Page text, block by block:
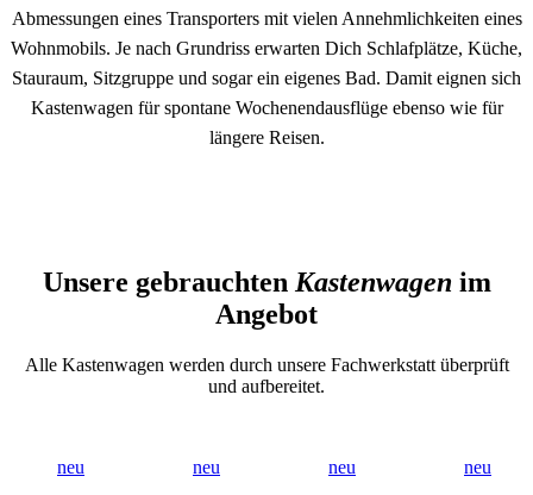
Abmessungen eines Transporters mit vielen Annehmlichkeiten eines
Wohnmobils. Je nach Grundriss erwarten Dich Schlafplätze, Küche,
Stauraum, Sitzgruppe und sogar ein eigenes Bad. Damit eignen sich
Kastenwagen für spontane Wochenendausflüge ebenso wie für
längere Reisen.
Unsere gebrauchten Kastenwagen im
Angebot
Alle Kastenwagen werden durch unsere Fachwerkstatt überprüft
und aufbereitet.
neu
neu
neu
neu